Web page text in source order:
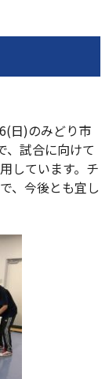
日)のみどり市
、試合に向けて
しています。チ
、今後とも宜し